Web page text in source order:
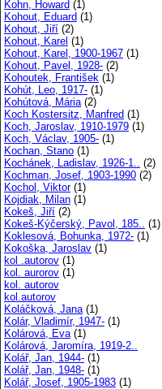
Kohn, Howard (1)
Kohout, Eduard (1)
Kohout, Jiří (2)
Kohout, Karel (1)
Kohout, Karel, 1900-1967 (1)
Kohout, Pavel, 1928- (2)
Kohoutek, František (1)
Kohút, Leo, 1917- (1)
Kohútová, Mária(2)
Koch Kostersitz, Manfred (1)
Koch, Jaroslav, 1910-1979 (1)
Koch, Václav, 1905- (1)
Kochan, Stano (1)
Kochánek, Ladislav, 1926-1.. (2)
Kochman, Josef, 1903-1990 (2)
Kochol, Viktor(1)
Kojdiak, Milan (1)
Kokeš, Jiří (2)
Kokeš-Kýčerský, Pavol, 185.. (1)
Koklesová, Bohunka, 1972- (1)
Kokoška, Jaroslav (1)
kol .autorov (1)
kol. aurorov (1)
kol. autorov
kol.autorov
Koláčková, Jana(1)
Kolár, Vladimír, 1947- (1)
Kolárová, Eva(1)
Kolárová, Jaromíra, 1919-2..
Kolář, Jan, 1944- (1)
Kolář, Jan, 1948- (1)
Kolář, Josef, 1905-1983 (1)